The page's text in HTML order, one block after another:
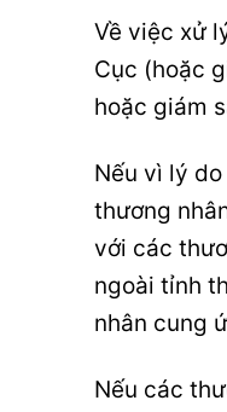
Về việc xử
Cục (hoặc
hoặc giám
Nếu vì lý
thương
với các
ngoài tỉnh
nhân cung
Nếu các